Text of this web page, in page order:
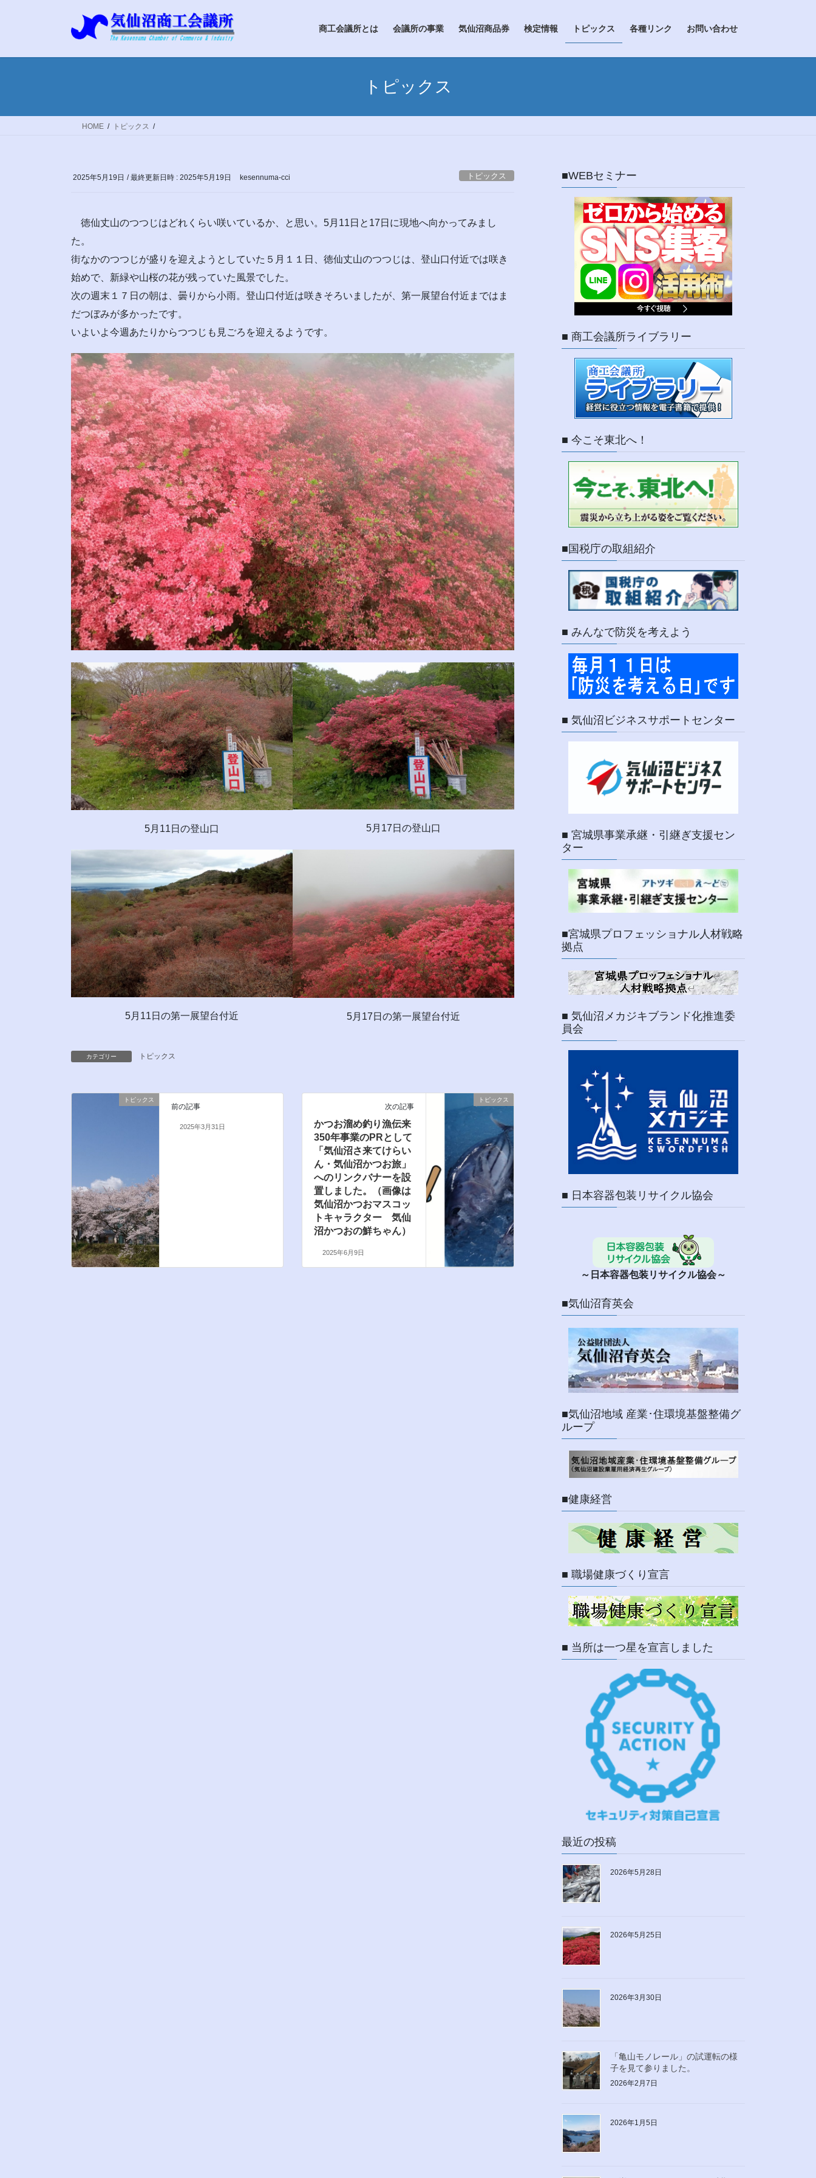
商工会議所とは 会議所の事業 気仙沼商品券 検定情報 トピックス 各種リンク お問い合わせ
トピックス
HOME トピックス
2025年5月19日 / 最終更新日時 : 2025年5月19日 kesennuma-cci トピックス
徳仙丈山のつつじはどれくらい咲いているか、と思い。5月11日と17日に現地へ向かってみまし
た。
街なかのつつじが盛りを迎えようとしていた５月１１日、徳仙丈山のつつじは、登山口付近では咲き
始めで、新緑や山桜の花が残っていた風景でした。
次の週末１７日の朝は、曇りから小雨。登山口付近は咲きそろいましたが、第一展望台付近まではま
だつぼみが多かったです。
いよいよ今週あたりからつつじも見ごろを迎えるようです。
5月11日の登山口 5月17日の登山口
5月11日の第一展望台付近 5月17日の第一展望台付近
カテゴリー トピックス
トピックス
前の記事
2025年3月31日
トピックス
次の記事
かつお溜め釣り漁伝来
350年事業のPRとして
「気仙沼さ来てけらい
ん・気仙沼かつお旅」
へのリンクバナーを設
置しました。（画像は
気仙沼かつおマスコッ
トキャラクター 気仙
沼かつおの鮮ちゃん）
2025年6月9日
■WEBセミナー
■ 商工会議所ライブラリー
■ 今こそ東北へ！
■国税庁の取組紹介
■ みんなで防災を考えよう
■ 気仙沼ビジネスサポートセンター
■ 宮城県事業承継・引継ぎ支援セン
ター
■宮城県プロフェッショナル人材戦略
拠点
■ 気仙沼メカジキブランド化推進委
員会
■ 日本容器包装リサイクル協会
～日本容器包装リサイクル協会～
■気仙沼育英会
■気仙沼地域 産業･住環境基盤整備グ
ループ
■健康経営
■ 職場健康づくり宣言
■ 当所は一つ星を宣言しました
最近の投稿
2026年5月28日
2026年5月25日
2026年3月30日
「亀山モノレール」の試運転の様
子を見て参りました。
2026年2月7日
2026年1月5日